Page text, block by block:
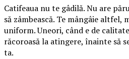
Catifeaua nu te gâdilă. Nu are
să zâmbească. Te mângâie altfel,
uniform. Uneori, când e de
răcoroasă la atingere, înainte să
ta.